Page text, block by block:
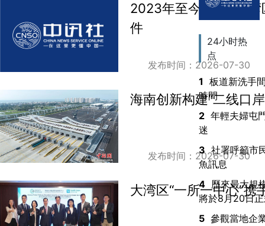
2023年至今年6月大湾
件
发布时间：2026-07-30
海南创新构建“二线口
发布时间：2026-07-30
大湾区“一所一中心”
24小时热
点
1 板道新洗手
時間
2 年輕夫婦屯
迷
3 社署呼籲市
魚訊息
4 歷來最大規
將於8月20日
5 參觀當地企